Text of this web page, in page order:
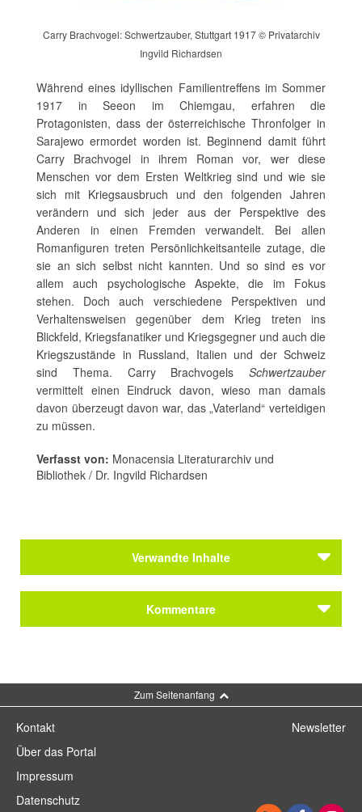
Carry Brachvogel: Schwertzauber, Stuttgart 1917 © Privatarchiv
Ingvild Richardsen
Während eines idyllischen Familientreffens im Sommer
1917 in Seeon im Chiemgau, erfahren die
Protagonisten, dass der österreichische Thronfolger in
Sarajewo ermordet worden ist. Beginnend damit führt
Carry Brachvogel in ihrem Roman vor, wer diese
Menschen vor dem Ersten Weltkrieg sind und wie sie
sich mit Kriegsausbruch und den folgenden Jahren
verändern und sich jeder aus der Perspektive des
Anderen in einen Fremden verwandelt. Bei allen
Romanfiguren treten Persönlichkeitsanteile zutage, die
sie an sich selbst nicht kannten. Und so sind es vor
allem auch psychologische Aspekte, die im Fokus
stehen. Doch auch verschiedene Perspektiven und
Verhaltensweisen gegenüber dem Krieg treten ins
Blickfeld, Kriegsfanatiker und Kriegsgegner und auch die
Kriegszustände in Russland, Italien und der Schweiz
sind Thema. Carry Brachvogels Schwertzauber
vermittelt einen Eindruck davon, wieso man damals
davon überzeugt davon war, das „Vaterland“ verteidigen
zu müssen.
Verfasst von: Monacensia Literaturarchiv und
Bibliothek / Dr. Ingvild Richardsen
Verwandte Inhalte
Kommentare
Zum Seitenanfang
Kontakt
Über das Portal
Impressum
Datenschutz
Newsletter